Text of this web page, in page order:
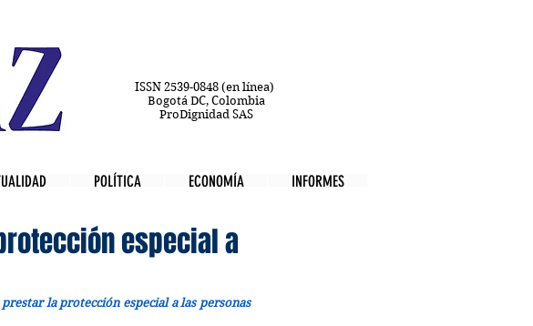
ISSN 2539-0848 (en línea)
Bogotá DC, Colombia
ProDignidad SAS
POLÍTICA ECONOMÍA INFORMES
especial a
prestar la protección especial a las personas